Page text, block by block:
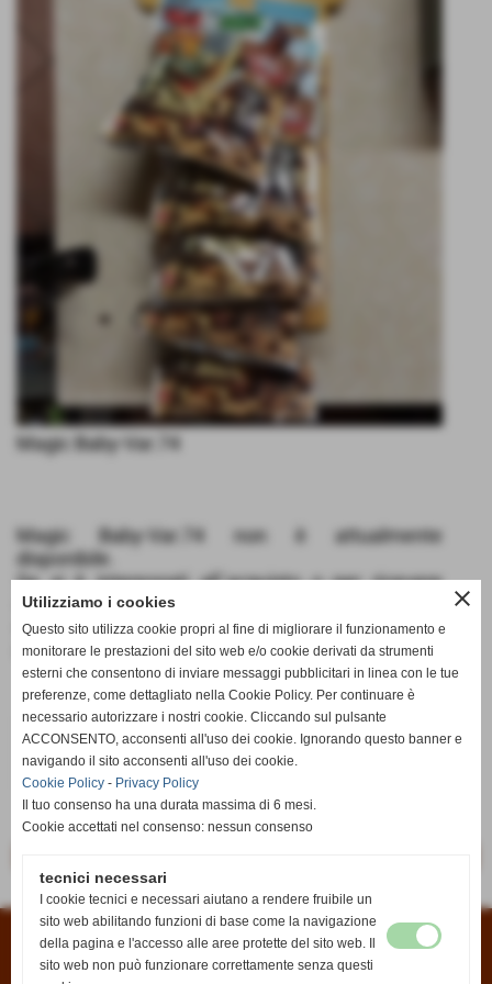
Magic Baby-Var.74
Magic Baby-Var.74 non è attualmente
disponibile.
Se si è interessati all´acquisto o per ricevere
informazioni potete scriverci dalla pagina
Contattioppure all´indirizzo email
info@anticaedicola.it
€ 3,99
Condizioni di vendita|Informativa sui cookies|Informativa sulla privacy
close
Utilizziamo i cookies
Questo sito utilizza cookie propri al fine di migliorare il funzionamento e
monitorare le prestazioni del sito web e/o cookie derivati da strumenti
esterni che consentono di inviare messaggi pubblicitari in linea con le tue
preferenze, come dettagliato nella Cookie Policy. Per continuare è
necessario autorizzare i nostri cookie. Cliccando sul pulsante
ACCONSENTO, acconsenti all'uso dei cookie. Ignorando questo banner e
navigando il sito acconsenti all'uso dei cookie.
Cookie Policy - Privacy Policy
Il tuo consenso ha una durata massima di 6 mesi.
Cookie accettati nel consenso: nessun consenso
tecnici necessari
I cookie tecnici e necessari aiutano a rendere fruibile un
sito web abilitando funzioni di base come la navigazione
della pagina e l'accesso alle aree protette del sito web. Il
sito web non può funzionare correttamente senza questi